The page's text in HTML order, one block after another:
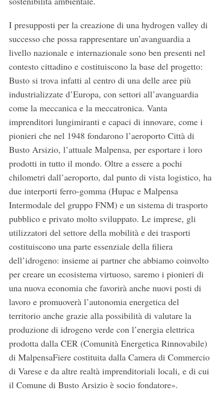
I presupposti per la creazione di una hydrogen valley di
successo che possa rappresentare un’avanguardia a
livello nazionale e internazionale sono ben presenti nel
contesto cittadino e costituiscono la base del progetto:
Busto si trova infatti al centro di una delle aree più
industrializzate d’Europa, con settori all’avanguardia
come la meccanica e la meccatronica. Vanta
imprenditori lungimiranti e capaci di innovare, come i
pionieri che nel 1948 fondarono l’aeroporto Città di
Busto Arsizio, l’attuale Malpensa, per esportare i loro
prodotti in tutto il mondo. Oltre a essere a pochi
chilometri dall’aeroporto, dal punto di vista logistico, ha
due interporti ferro-gomma (Hupac e Malpensa
Intermodale del gruppo FNM) e un sistema di trasporto
pubblico e privato molto sviluppato. Le imprese, gli
utilizzatori del settore della mobilità e dei trasporti
costituiscono una parte essenziale della filiera
dell’idrogeno: insieme ai partner che abbiamo coinvolto
per creare un ecosistema virtuoso, saremo i pionieri di
una nuova economia che favorirà anche nuovi posti di
lavoro e promuoverà l’autonomia energetica del
territorio anche grazie alla possibilità di valutare la
produzione di idrogeno verde con l’energia elettrica
prodotta dalla CER (Comunità Energetica Rinnovabile)
di MalpensaFiere costituita dalla Camera di Commercio
di Varese e da altre realtà imprenditoriali locali, e di cui
il Comune di Busto Arsizio è socio fondatore».
S
e
a
r
h
f
o
r